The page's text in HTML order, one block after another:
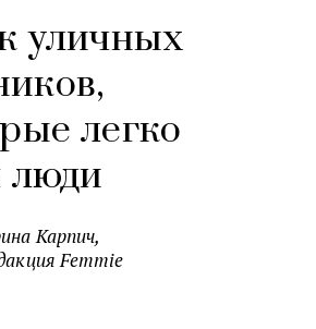
уличных
легко
люди
Карпич,
Femmie